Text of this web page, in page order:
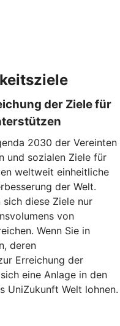
der Ziele für
2030 der Vereinten
und sozialen Ziele für
weltweit einheitliche
der Welt.
diese Ziele nur
von
Wenn Sie in
deren
Erreichung der
eine Anlage in den
UniZukunft Welt lohnen.